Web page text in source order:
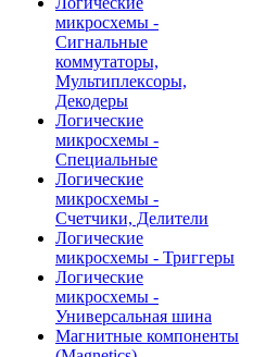
микросхемы -
Сигнальные
коммутаторы,
Мультиплексоры,
Декодеры
Логические
микросхемы -
Специальные
Логические
микросхемы -
Счетчики, Делители
Логические
микросхемы - Триггеры
Логические
микросхемы -
Универсальная шина
Магнитные компоненты